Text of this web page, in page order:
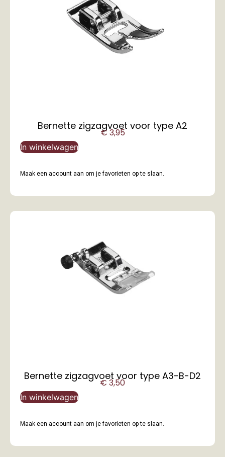
Bernette zigzagvoet voor type A2
€3,95
In winkelwagen
Maak een account aan om je favorieten op te slaan.
Bernette zigzagvoet voor type A3-B-D2
€3,50
In winkelwagen
Maak een account aan om je favorieten op te slaan.